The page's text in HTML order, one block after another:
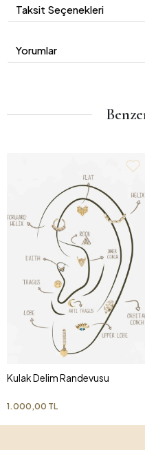
Taksit Seçenekleri
Yorumlar
Kulak Delim Randevusu
1.000,00 TL